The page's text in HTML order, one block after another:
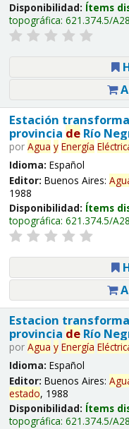
Disponibilidad: Ítems
topográfica: 621.374.5/
Estación
provincia deRío
por Agua y Energía
Idioma: Español
Editor: Buenos Aires:
1988
Disponibilidad: Ítems
topográfica: 621.374.5/
Estacion
provincia deRío
por Agua y Energía
Idioma: Español
Editor: Buenos Aires:
estado, 1988
Disponibilidad: Ítems
topográfica: 621.374.5/